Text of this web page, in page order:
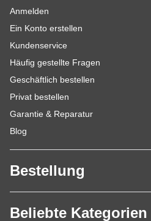
Anmelden
Ein Konto erstellen
Kundenservice
Häufig gestellte Fragen
Geschäftlich bestellen
Privat bestellen
Garantie & Reparatur
Blog
Bestellung
Beliebte Kategorien